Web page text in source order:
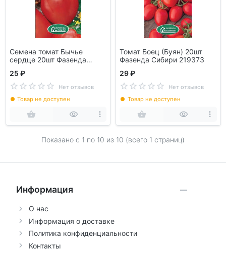
Семена томат Бычье
сердце 20шт Фазенда
25 ₽
Нет отзывов
Товар не доступен
Томат Боец (Буян) 20шт
Фазенда Сибири 219373
29 ₽
Нет отзывов
Товар не доступен
Показано с 1 по 10 из 10 (всего 1 страниц)
Информация
О нас
Информация о доставке
Политика конфиденциальности
Контакты